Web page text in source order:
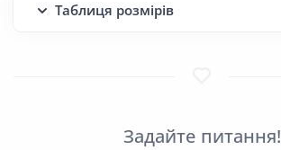
Таблиця розмірів
Задайте питання!